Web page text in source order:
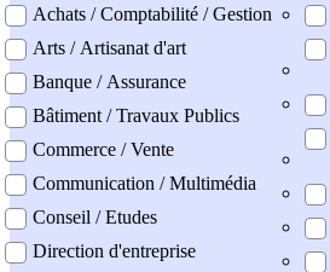
professionel
Achats / Comptabilité / Gestion
Arts / Artisanat d'art
Banque / Assurance
Bâtiment / Travaux Publics
Commerce / Vente
Communication / Multimédia
Conseil / Etudes
Direction d'entreprise